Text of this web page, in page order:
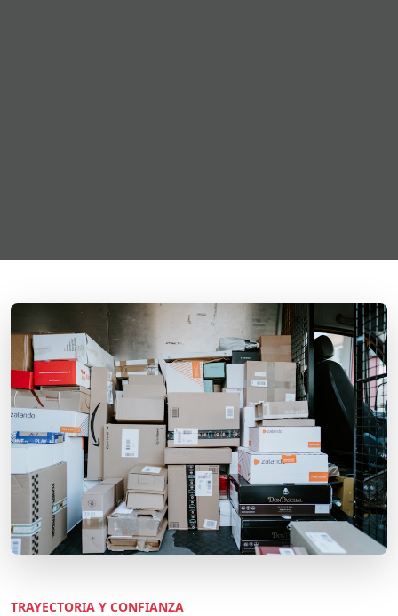
TRAYECTORIA Y CONFIANZA